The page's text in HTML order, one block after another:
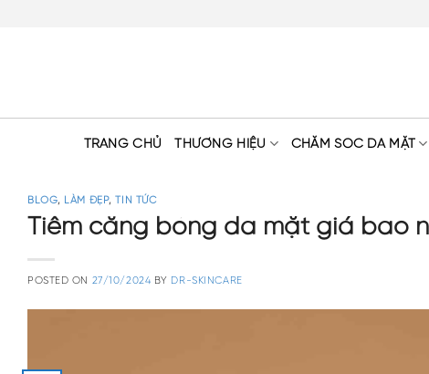
TRANG CHỦ THƯƠNG HIỆU CHĂM SÓC DA MẶT
BLOG, LÀM ĐẸP,TIN TỨC
Tiêm căng bóng da mặt giá bao
POSTED ON 27/10/2024 BY DR-SKINCARE